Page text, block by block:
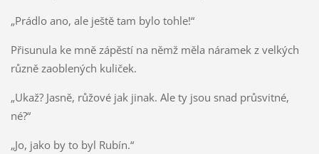
„Prádlo ano, ale ještě tam bylo tohle!“
Přisunula ke mně zápěstí na němž měla náramek z velkých
různě zaoblených kuliček.
„Ukaž? Jasně, růžové jak jinak. Ale ty jsou snad průsvitné,
né?“
„Jo, jako by to byl Rubín.“